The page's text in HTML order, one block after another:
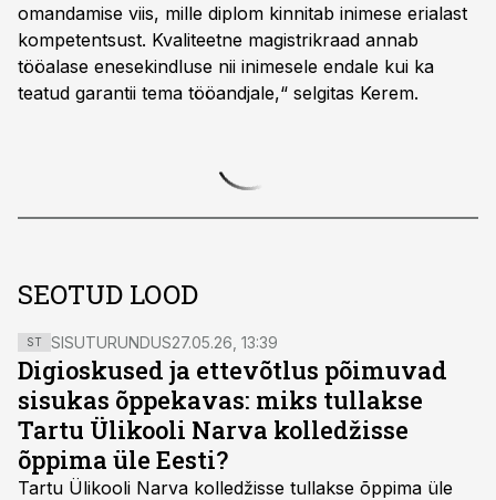
omandamise viis, mille diplom kinnitab inimese erialast
kompetentsust. Kvaliteetne magistrikraad annab
tööalase enesekindluse nii inimesele endale kui ka
teatud garantii tema tööandjale,“ selgitas Kerem.
SEOTUD LOOD
ST SISUTURUNDUS27.05.26, 13:39
Digioskused ja ettevõtlus põimuvad
sisukas õppekavas: miks tullakse
Tartu Ülikooli Narva kolledžisse
õppima üle Eesti?
Tartu Ülikooli Narva kolledžisse tullakse õppima üle